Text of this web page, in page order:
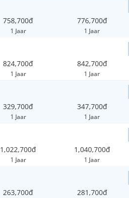
758,700đ
1 Jaar
776,700đ
1 Jaar
824,700đ
1 Jaar
842,700đ
1 Jaar
329,700đ
1 Jaar
347,700đ
1 Jaar
1,022,700đ
1 Jaar
1,040,700đ
1 Jaar
263,700đ 281,700đ